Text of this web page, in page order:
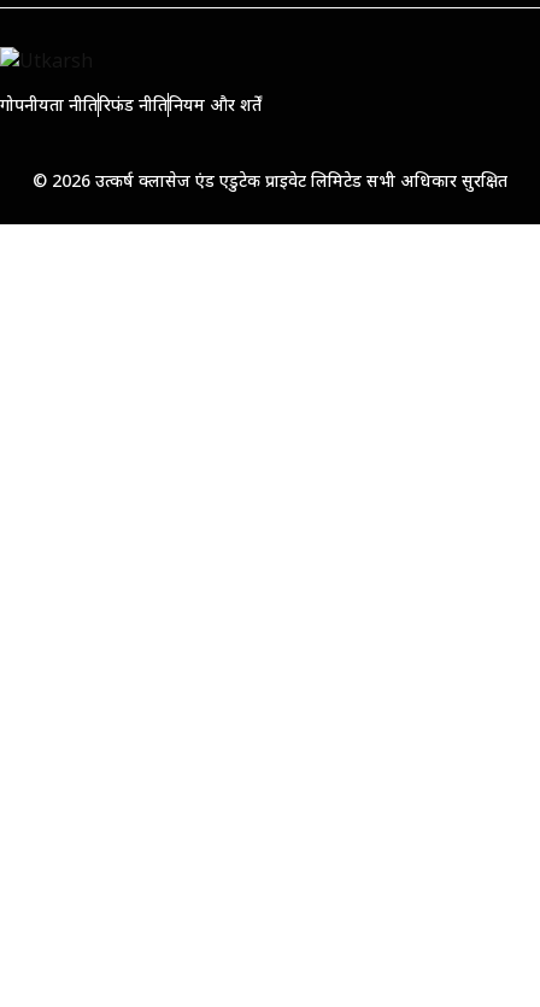
गोपनीयता नीतिरिफंड नीतिनियम और शर्तें
© 2026 उत्कर्ष क्लासेज एंड एडुटेक प्राइवेट लिमिटेड सभी अधिकार सुरक्षित